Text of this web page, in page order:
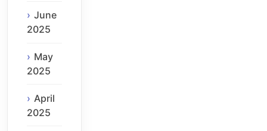
June
2025
May
2025
April
2025